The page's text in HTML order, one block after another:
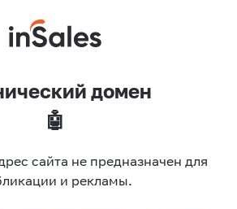
домен
🤖
сайта не предназначен для
и рекламы.